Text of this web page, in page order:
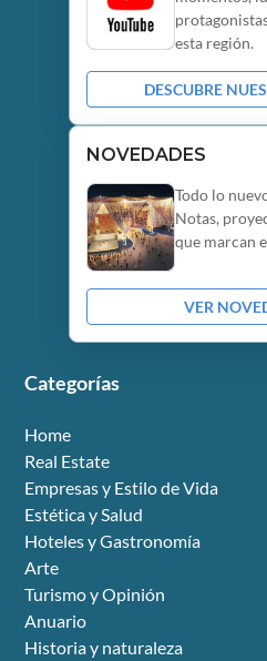
esta región.
DESCUBRE
NOVEDADES
Todo lo
Notas,
que marcan
VER
Categorías
Home
Real Estate
Empresas y Estilo de Vida
Estética y Salud
Hoteles y Gastronomía
Arte
Turismo y Opinión
Anuario
Historia y naturaleza